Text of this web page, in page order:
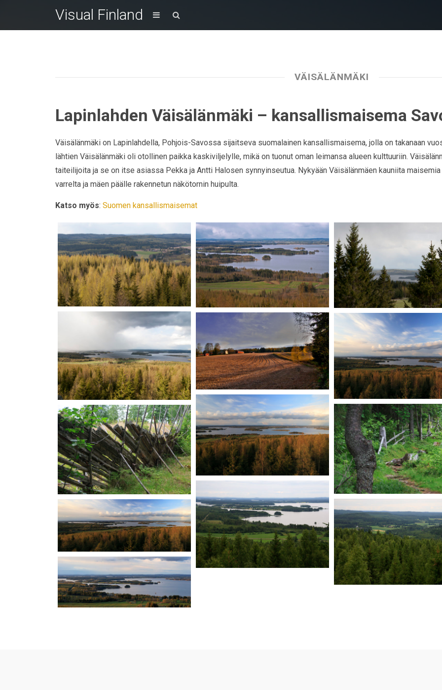
Visual Finland
VÄISÄLÄNMÄKI
Lapinlahden Väisälänmäki – kansallismaisema
Väisälänmäki on Lapinlahdella, Pohjois-Savossa sijaitseva suomalainen kansallismaisema, jolla on takanaan
lähtien Väisälänmäki oli otollinen paikka kaskiviljelylle, mikä on tuonut oman leimansa alueen kulttuuriin.
taiteilijoita ja se on itse asiassa Pekka ja Antti Halosen synnyinseutua. Nykyään Väisälänmäen kauniita
varrelta ja mäen päälle rakennetun näkötornin huipulta.
Katso myös: Suomen kansallismaisemat